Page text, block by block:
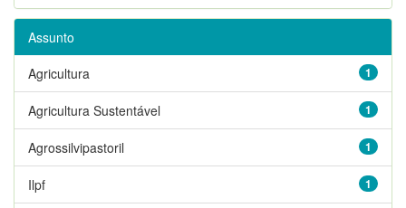
Assunto
1
Agricultura
1
Agricultura Sustentável
1
Agrossilvipastoril
1
Ilpf